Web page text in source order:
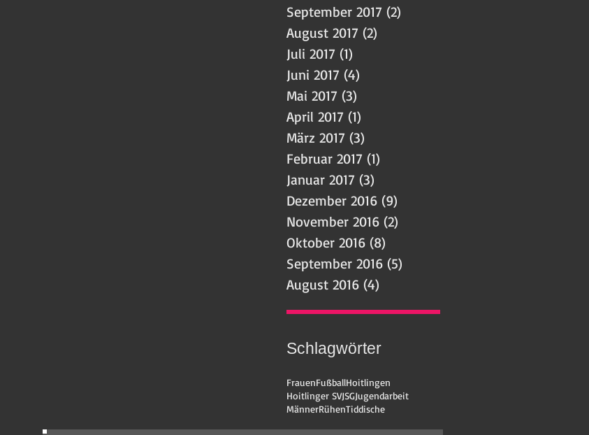
September 2017 (2)
August 2017 (2)
Juli 2017 (1)
Juni 2017 (4)
Mai 2017 (3)
April 2017 (1)
März 2017 (3)
Februar 2017 (1)
Januar 2017 (3)
Dezember 2016 (9)
November 2016 (2)
Oktober 2016 (8)
September 2016 (5)
August 2016 (4)
Schlagwörter
FrauenFußballHoitlingen
Hoitlinger SVJSGJugendarbeit
MännerRühenTiddische